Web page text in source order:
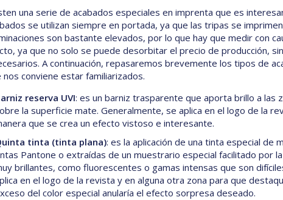
una serie de acabados especiales en imprenta que es
se utilizan siempre en portada, ya que las tripas se
son bastante elevados, por lo que hay que medir con
ya que no solo se puede desorbitar el precio de producción,
A continuación, repasaremos brevemente los tipos de
nos conviene estar familiarizados.
reserva UVI: es un barniz trasparente que aporta brillo a las
la superficie mate. Generalmente, se aplica en el logo de la
que se crea un efecto vistoso e interesante.
tinta (tinta plana): es la aplicación de una tinta especial de
Pantone o extraídas de un muestrario especial facilitado por
brillantes, como fluorescentes o gamas intensas que son
en el logo de la revista y en alguna otra zona para que
del color especial anularía el efecto sorpresa deseado.